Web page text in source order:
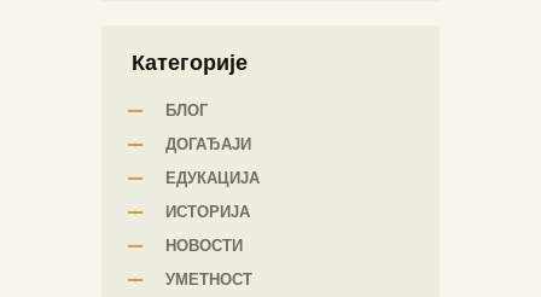
Категорије
БЛОГ
ДОГАЂАЈИ
ЕДУКАЦИЈА
ИСТОРИЈА
НОВОСТИ
УМЕТНОСТ